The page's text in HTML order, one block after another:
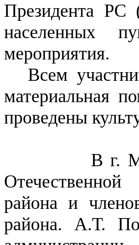
Президента
населенных
мероприятия.
Всем
материальная
проведены
В г. Мирном
района и
района. А.Т.